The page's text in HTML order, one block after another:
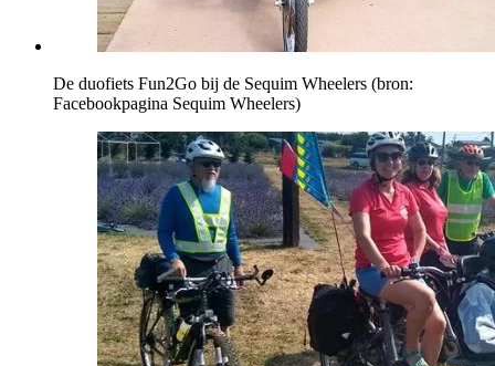
De duofiets Fun2Go bij de Sequim Wheelers (bron:
Facebookpagina Sequim Wheelers)